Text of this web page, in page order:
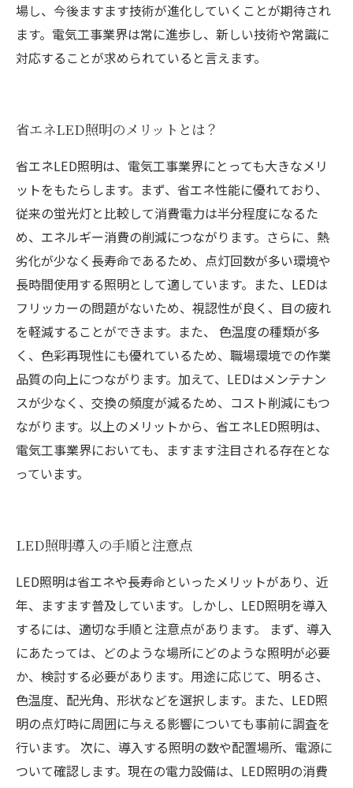
場し、今後ますます技術が進化していくことが期待され
ます。電気工事業界は常に進歩し、新しい技術や常識に
対応することが求められていると言えます。
省エネLED照明のメリットとは？
省エネLED照明は、電気工事業界にとっても大きなメリ
ットをもたらします。まず、省エネ性能に優れており、
従来の蛍光灯と比較して消費電力は半分程度になるた
め、エネルギー消費の削減につながります。さらに、熱
劣化が少なく長寿命であるため、点灯回数が多い環境や
長時間使用する照明として適しています。また、LEDは
フリッカーの問題がないため、視認性が良く、目の疲れ
を軽減することができます。また、 色温度の種類が多
く、色彩再現性にも優れているため、職場環境での作業
品質の向上につながります。加えて、LEDはメンテナン
スが少なく、交換の頻度が減るため、コスト削減にもつ
ながります。以上のメリットから、省エネLED照明は、
電気工事業界においても、ますます注目される存在とな
っています。
LED照明導入の手順と注意点
LED照明は省エネや長寿命といったメリットがあり、近
年、ますます普及しています。しかし、LED照明を導入
するには、適切な手順と注意点があります。 まず、導入
にあたっては、どのような場所にどのような照明が必要
か、検討する必要があります。用途に応じて、明るさ、
色温度、配光角、形状などを選択します。また、LED照
明の点灯時に周囲に与える影響についても事前に調査を
行います。 次に、導入する照明の数や配置場所、電源に
ついて確認します。現在の電力設備は、LED照明の消費